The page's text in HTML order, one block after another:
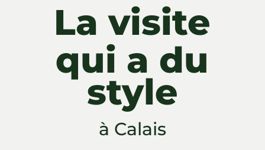
La visite
qui a du
style
à Calais